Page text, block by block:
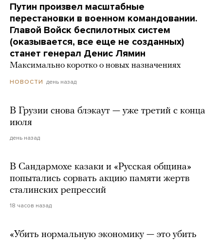
Путин произвел масштабные
перестановки в военном командовании.
Главой Войск беспилотных систем
(оказывается, все еще не созданных)
станет генерал Денис Лямин
Максимально коротко о новых назначениях
НОВОСТИ день назад
В Грузии снова блэкаут — уже третий с конца
июля
день назад
В Сандармохе казаки и «Русская община»
попытались сорвать акцию памяти жертв
сталинских репрессий
18 часов назад
«Убить нормальную экономику — это убить